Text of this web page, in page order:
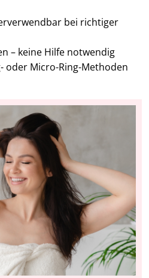
bei richtiger
– keine Hilfe notwendig
oder Micro-Ring-Methoden